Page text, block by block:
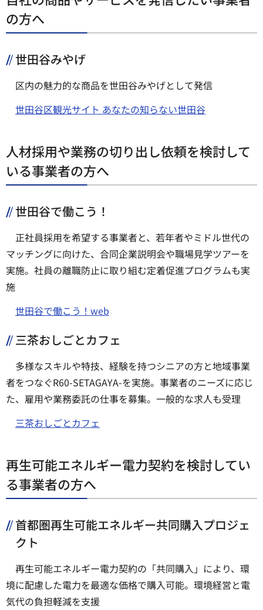
の方へ
世田谷みやげ
区内の魅力的な商品を世田谷みやげとして発信
世田谷区観光サイト あなたの知らない世田谷
人材採用や業務の切り出し依頼を検討して
いる事業者の方へ
世田谷で働こう！
正社員採用を希望する事業者と、若年者やミドル世代の
マッチングに向けた、合同企業説明会や職場見学ツアーを
実施。社員の離職防止に取り組む定着促進プログラムも実
施
世田谷で働こう！web
三茶おしごとカフェ
多様なスキルや特技、経験を持つシニアの方と地域事業
者をつなぐR60-SETAGAYA-を実施。事業者のニーズに応じ
た、雇用や業務委託の仕事を募集。一般的な求人も受理
三茶おしごとカフェ
再生可能エネルギー電力契約を検討してい
る事業者の方へ
首都圏再生可能エネルギー共同購入プロジェ
クト
再生可能エネルギー電力契約の「共同購入」により、環
境に配慮した電力を最適な価格で購入可能。環境経営と電
気代の負担軽減を支援